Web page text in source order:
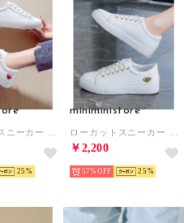
25
miniministore
￥2,200
57% 25